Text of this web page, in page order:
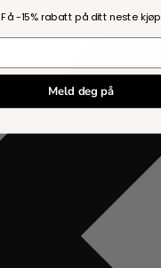
Få -15% rabattpå ditt neste kjøp
Meld deg på